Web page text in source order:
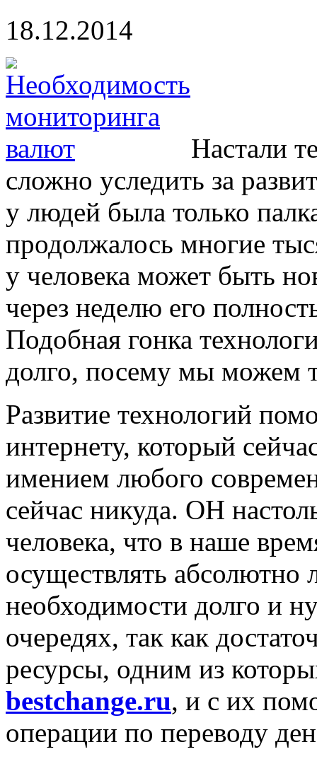
18.12.2014
Настали
сложно уследить за
у людей была только
продолжалось многие
у человека может быть
через неделю его
Подобная гонка
долго, посему мы можем
Развитие технологий
интернету, который
имением любого
сейчас никуда. ОН
человека, что в наше
осуществлять
необходимости долго и
очередях, так как
ресурсы, одним из
bestchange.ru, и с их
операции по переводу